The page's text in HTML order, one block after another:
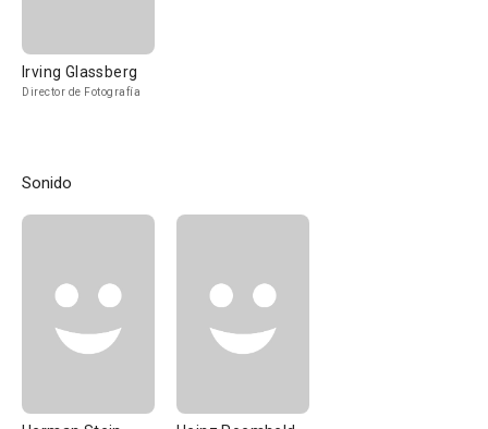
Irving Glassberg
Director de Fotografía
Sonido